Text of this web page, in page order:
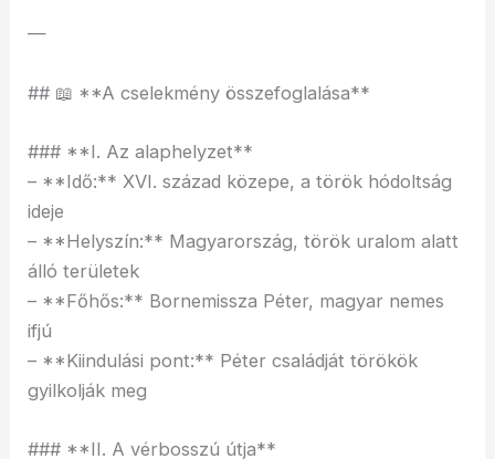
—
## 📖 **A cselekmény összefoglalása**
### **I. Az alaphelyzet**
– **Idő:** XVI. század közepe, a török hódoltság
ideje
– **Helyszín:** Magyarország, török uralom alatt
álló területek
– **Főhős:** Bornemissza Péter, magyar nemes
ifjú
– **Kiindulási pont:** Péter családját törökök
gyilkolják meg
### **II. A vérbosszú útja**